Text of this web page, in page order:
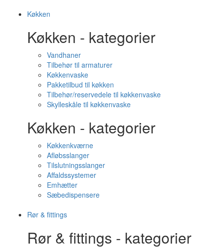
Køkken
Køkken - kategorier
Vandhaner
Tilbehør til armaturer
Køkkenvaske
Pakketilbud til køkken
Tilbehør/reservedele til køkkenvaske
Skylleskåle til køkkenvaske
Køkken - kategorier
Køkkenkværne
Afløbsslanger
Tilslutningsslanger
Affaldssystemer
Emhætter
Sæbedispensere
Rør & fittings
Rør & fittings - kategorier